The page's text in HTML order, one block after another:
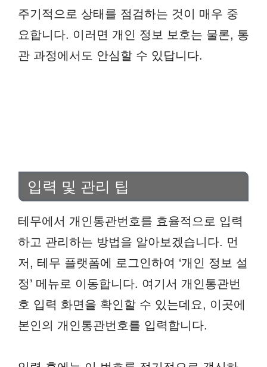
주기적으로 상태를 점검하는 것이 매우 중
요합니다. 이러면 개인 정보 보호는 물론, 통
관 과정에서도 안심할 수 있답니다.
입력 및 관리 팁
테무에서 개인통관번호를 효율적으로 입력
하고 관리하는 방법을 알아보겠습니다. 먼
저, 테무 플랫폼에 로그인하여 ‘개인 정보 설
정’ 메뉴로 이동합니다. 여기서 개인통관번
호 입력 화면을 확인할 수 있는데요, 이곳에
본인의 개인통관번호를 입력합니다.